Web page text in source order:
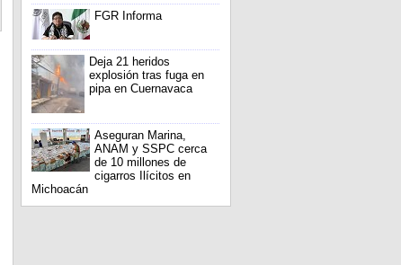
FGR Informa
Deja 21 heridos
explosión tras fuga en
pipa en Cuernavaca
Aseguran Marina,
ANAM y SSPC cerca
de 10 millones de
cigarros Ilícitos en
Michoacán